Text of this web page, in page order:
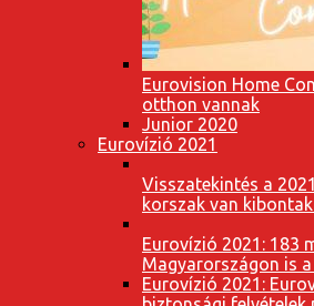
Eurovision Home
otthon vannak
Junior 2020
Eurovízió 2021
Visszatekintés a
korszak van
Eurovízió 2021: 183
Magyarországon is
Eurovízió 2021: